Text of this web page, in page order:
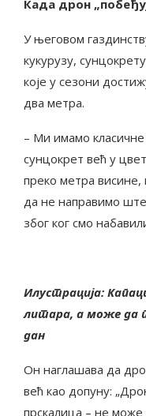
Када дрон
У његовом
кукурузу,
које у сезони
два метра.
– Ми имамо класичне
сунцокрет већ у
преко метра
да не направимо
због ког смо
Илустрација:
литара, а може да
дан
Он наглашава да
већ као допуну:
прскалица – не може